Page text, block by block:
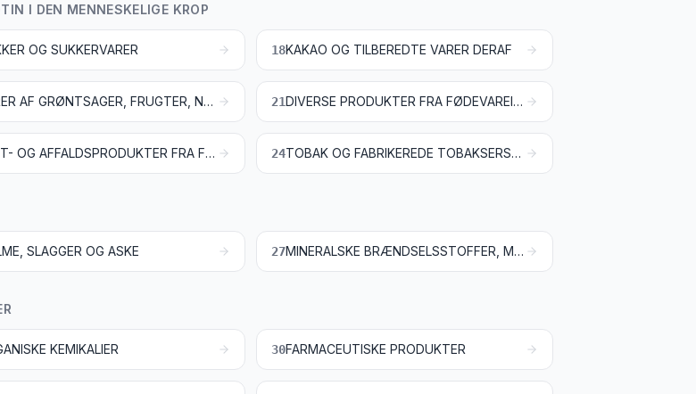
I DEN MENNESKELIGE KROP
OG SUKKERVARER 18KAKAO OG TILBEREDTE VARER DERAF
VARER AF GRØNTSAGER, FRUGTER, NØDDER ELLER ANDRE PLANTER OG PLANTEDELE 21 DIVERSE PRODUKTER FRA FØDEVAREINDUSTRIEN
REST- OG AFFALDSPRODUKTER FRA FØDEVAREINDUSTRIEN; TILBEREDT DYREFODER 24 TOBAK OG FABRIKEREDE TOBAKSERSTATNINGER; PRODUKTER, OGSÅ MED INDHOLD AF NIKOTIN, BESTEMT TIL INHALATION UDEN FORBRÆNDING; ANDRE NIKOTINHOLDIGE PRODUKTER TIL INDTAGELSE AF NIKOTIN I DEN MENNESKELIGE KROP
SLAGGER OG ASKE 27 MINERALSKE BRÆNDSELSSTOFFER, MINERALOLIER OG DESTILLATIONSPRODUKTER DERAF; BITUMINØSE STOFFER; MINERALSK VOKS
KEMIKALIER 30FARMACEUTISKE PRODUKTER